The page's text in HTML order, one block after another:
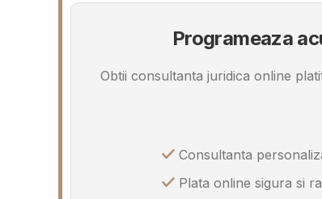
Programeaza
Obtii consultanta juridica online
Consultanta
Plata online sigura si